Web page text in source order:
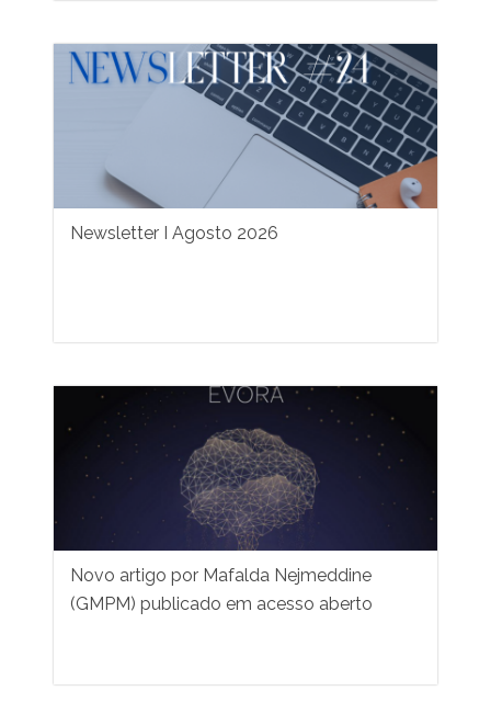
Newsletter I Agosto 2026
Novo artigo por Mafalda Nejmeddine
(GMPM) publicado em acesso aberto